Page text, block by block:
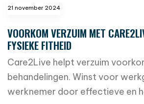
21 november 2024
VOORKOM VERZUIM MET
FYSIEKE FITHEID
Care2Live helpt verzuim
behandelingen. Winst voor
werknemer door effectieve en